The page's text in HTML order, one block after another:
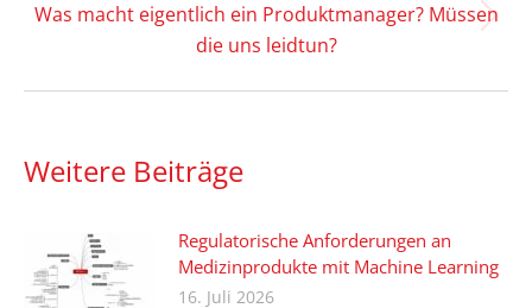
Nächster
Beitrag:
Was macht eigentlich ein Produktmanager? Müssen
die uns leidtun?
Weitere Beiträge
Regulatorische Anforderungen an
Medizinprodukte mit Machine Learning
16. Juli 2026